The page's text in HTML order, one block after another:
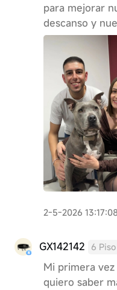
para mejorar
descanso y
2-5-2026
GX142142 6 Piso
Mi primera
quiero saber